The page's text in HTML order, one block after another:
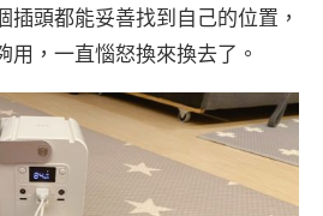
插頭都能妥善找到自己的位置，
用，一直惱怒換來換去了。